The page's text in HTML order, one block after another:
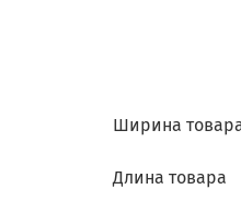
Ширина
Длина товара